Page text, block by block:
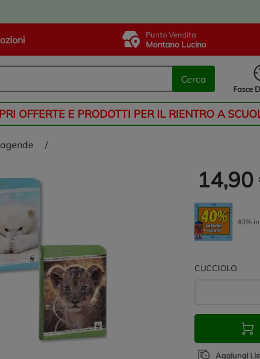
Punto Vendita
Montano Lucino
Cerca
Fasce
OFFERTE E PRODOTTI PER IL RIENTRO A
/
14,90
40%
CUCCIOLO
Aggiungi